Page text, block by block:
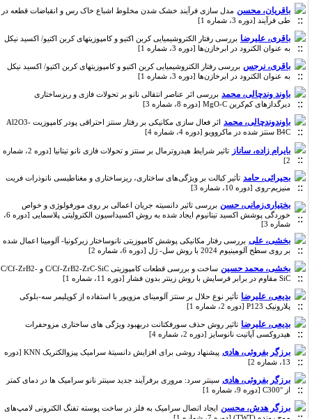
باقریان، محسن مدل سازی فرآیند خشک شدن مخلوط اشباع خاک رس و انقباضات قطعه در
طی فرآیند [دوره 3، شماره 1]
باقری، علیرضا بررسی رفتار الکتروشیمیایی کربن اکتیو و کامپوزیتهای کربن اکتیو/ اکسید نیکل
به عنوان الکترود در ابرخازن‌ها‌ [دوره 3، شماره 1]
باقری، نرجس بررسی رفتار الکتروشیمیایی کربن اکتیو و کامپوزیتهای کربن اکتیو/ اکسید نیکل
به عنوان الکترود در ابرخازن‌ها‌ [دوره 3، شماره 1]
باوند وندچالی، محمد بررسی اثر عناصر انتقالی نانو بر تحولات فازی و ریزساختاری
دیرگدازهای کم‌کربن MgO-C [دوره 8، شماره 3]
باوندوندچالی، محمد
اثر فعال سازی مکانیکی بر رفتار سنتز احتراقی پودر کامپوزیت Al2O3-
B4C سنتز شده در ماکروویو [دوره 4، شماره 4]
بایرام زاده، ساناز
تاثیر شرایط هیدروترمال بر سنتز و تحولات فازی نانو تیتانیا [دوره 2، شماره
بحیرائی، حامد تأثیر کبالت بر ویژگی‌های ساختاری، ریزساختاری و مغناطیسی نانوذرات فریت
منیزیم-روی [دوره 10، شماره 3]
بختیاری‌زمانی، حسن بررسی تاثیر دانسیته جریان اعمالی بر روی مورفولوژی و خواص
خوردگی پوشش اکسید تیتانیوم ایجاد شده به روش اکسیداسیون الکترولیتی پلاسمایی [دوره 6،
شماره 3]
بخشی، علی بررسی رفتار مکانیکی پوشش کامپوزیتی نانوساختار زیرکونیا- آلومینا اعمال شده
بر روی سطح آلومینیوم 2024 با روش سل- ژل [دوره 6، شماره 2]
بخشی، محمد حسین
ساخت و بررسی قطعات کامپوزیتی C/Cf-ZrB2-ZrC-SiC و C/Cf-ZrB2-
SiC مقاوم در برابر فرسایش با روش زینتر بدون فشار [دوره 11، شماره 1]
بدیعی، علیرضا تأثیر نوع حلال بر سنتز آلومینای مزوپور با استفاده از کوپلیمر سه-بلوکی
پلارونیک P123 [دوره 2، شماره 1]
بدیعی، علیرضا تاثیر روش حذف سورفکتانت دربهبود ویژگی های ساختاری مزوحفرات
هیدروکسی آپاتیت نانوسایز [دوره 2، شماره 4]
برزگر بفروئی، هادی
پیشنهاد روشی برای افزایش دانسیتۀ سرامیک پیزوالکتریک KNN [دوره
13، شماره 2]
برزگر بفروئی، هادی سینتر سرد: مروری برفرآیند جدید سینتر نانو سرامیک ها در دمای کمتر
از °C300 [دوره 9، شماره 1]
برزگر هدش، محسن ایجاد اتصال سرامیک به فلز در ساخت پوسته تفنگ الکترونی لامپ‌های